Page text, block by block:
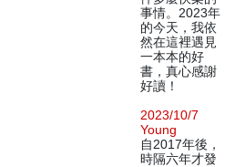
事情。2023年
的今天，我依
然在這裡遇見
一本本的好
書，真心感謝
好讀！
2023/10/7
Young
自2017年後，
時隔六年才發